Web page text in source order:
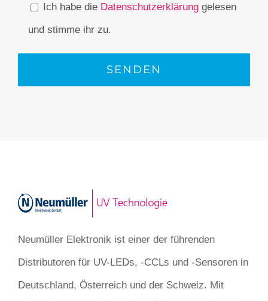
Ich habe die Datenschutzerklärung gelesen
und stimme ihr zu.
Neumüller Elektronik ist einer der führenden
Distributoren für UV-LEDs, -CCLs und -Sensoren in
Deutschland, Österreich und der Schweiz. Mit